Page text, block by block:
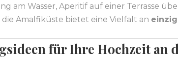
am Wasser, Aperitif auf einer Terrasse
die Amalfiküste bietet eine Vielfalt an
für Ihre Hochzeit an